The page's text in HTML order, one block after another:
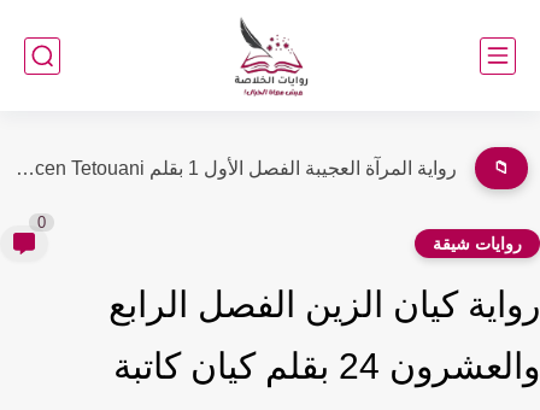
📁 رواية أحببتك بعد كرهى لك كاملة (جميع فصول الرواية) بقلم...
شيقة
كيان الزين الفصل الرابع
24 بقلم كيان كاتبة